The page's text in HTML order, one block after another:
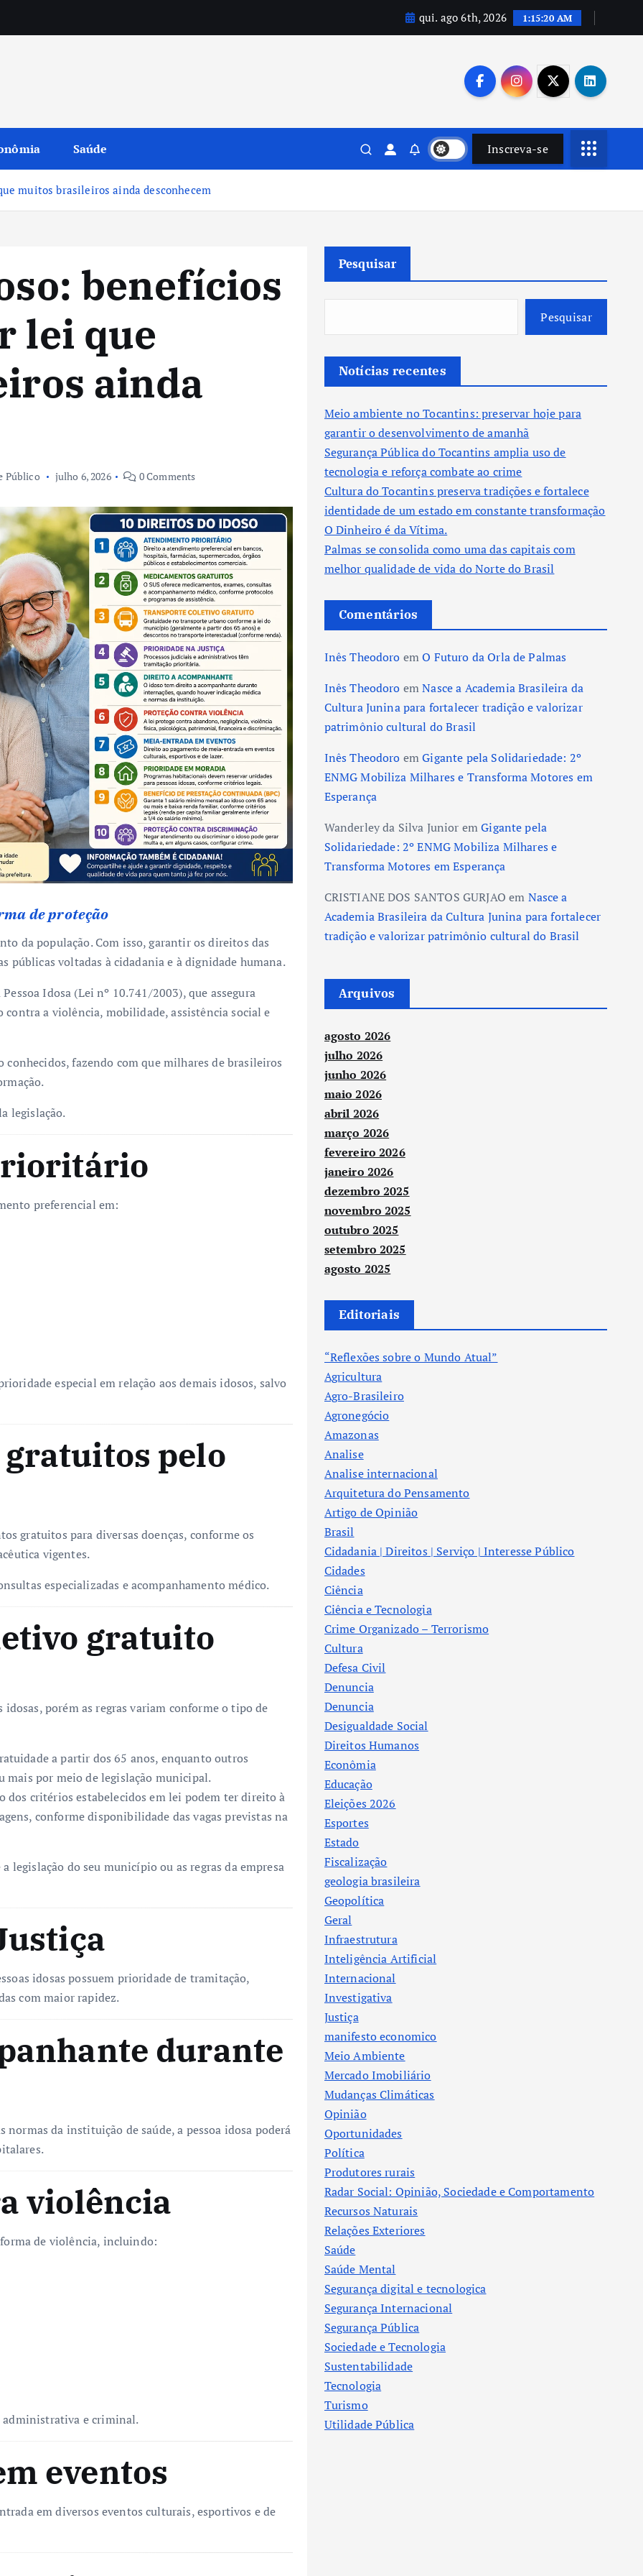
qui. ago 6th, 2026 1:15:21 AM
Saúde Inscreva-se
muitos brasileiros ainda desconhecem
benefícios
lei que
ainda
Público julho 6, 2026 0 Comments
de proteção
da população. Com isso, garantir os direitos das
públicas voltadas à cidadania e à dignidade humana.
Idosa (Lei nº 10.741/2003), que assegura
a violência, mobilidade, assistência social e
fazendo com que milhares de brasileiros
legislação.
preferencial em:
especial em relação aos demais idosos, salvo
pelo
gratuitos para diversas doenças, conforme os
vigentes.
especializadas e acompanhamento médico.
gratuito
idosas, porém as regras variam conforme o tipo de
a partir dos 65 anos, enquanto outros
mais por meio de legislação municipal.
dos critérios estabelecidos em lei podem ter direito à
conforme disponibilidade das vagas previstas na
do seu município ou as regras da empresa
idosas possuem prioridade de tramitação,
com maior rapidez.
durante
normas da instituição de saúde, a pessoa idosa poderá
violência
de violência, incluindo:
administrativa e criminal.
eventos
em diversos eventos culturais, esportivos e de
Pesquisar
Pesquisar
Notícias recentes
Meio ambiente no Tocantins: preservar hoje para
garantir o desenvolvimento de amanhã
Segurança Pública do Tocantins amplia uso de
tecnologia e reforça combate ao crime
Cultura do Tocantins preserva tradições e fortalece
identidade de um estado em constante transformação
O Dinheiro é da Vítima.
Palmas se consolida como uma das capitais com
melhor qualidade de vida do Norte do Brasil
Comentários
Inês Theodoro emO Futuro da Orla de Palmas
Inês Theodoro emNasce a Academia Brasileira da
Cultura Junina para fortalecer tradição e valorizar
patrimônio cultural do Brasil
Inês Theodoro emGigante pela Solidariedade: 2º
ENMG Mobiliza Milhares e Transforma Motores em
Esperança
Wanderley da Silva Junior emGigante pela
Solidariedade: 2º ENMG Mobiliza Milhares e
Transforma Motores em Esperança
CRISTIANE DOS SANTOS GURJAO em Nasce a
Academia Brasileira da Cultura Junina para fortalecer
tradição e valorizar patrimônio cultural do Brasil
Arquivos
agosto 2026
julho 2026
junho 2026
maio 2026
abril 2026
março 2026
fevereiro 2026
janeiro 2026
dezembro 2025
novembro 2025
outubro 2025
setembro 2025
agosto 2025
Editoriais
“Reflexões sobre o Mundo Atual”
Agricultura
Agro-Brasileiro
Agronegócio
Amazonas
Analise
Analise internacional
Arquitetura do Pensamento
Artigo de Opinião
Brasil
Cidadania | Direitos | Serviço | Interesse Público
Cidades
Ciência
Ciência e Tecnologia
Crime Organizado – Terrorismo
Cultura
Defesa Civil
Denuncia
Denuncia
Desigualdade Social
Direitos Humanos
Econômia
Educação
Eleições 2026
Esportes
Estado
Fiscalização
geologia brasileira
Geopolítica
Geral
Infraestrutura
Inteligência Artificial
Internacional
Investigativa
Justiça
manifesto economico
Meio Ambiente
Mercado Imobiliário
Mudanças Climáticas
Opinião
Oportunidades
Política
Produtores rurais
Radar Social: Opinião, Sociedade e Comportamento
Recursos Naturais
Relações Exteriores
Saúde
Saúde Mental
Segurança digital e tecnologica
Segurança Internacional
Segurança Pública
Sociedade e Tecnologia
Sustentabilidade
Tecnologia
Turismo
Utilidade Pública